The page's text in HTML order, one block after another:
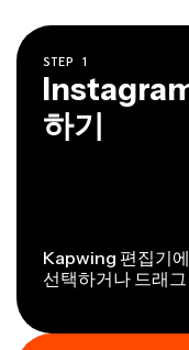
STEP 1
하기
Kapwing 편집기
선택하거나 드래